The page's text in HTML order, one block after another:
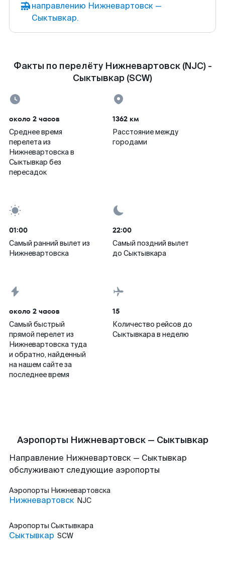
направлению Нижневартовск —
Сыктывкар.
Факты по перелёту Нижневартовск (NJC) -
Сыктывкар (SCW)
около 2 часов
Среднее время
перелета из
Нижневартовска в
Сыктывкар без
пересадок
1362 км
Расстояние между
городами
01:00
Самый ранний вылет из
Нижневартовска
22:00
Самый поздний вылет
до Сыктывкара
около 2 часов
Самый быстрый
прямой перелет из
Нижневартовска туда
и обратно, найденный
на нашем сайте за
последнее время
15
Количество рейсов до
Сыктывкара в неделю
Аэропорты Нижневартовск — Сыктывкар
Направление Нижневартовск — Сыктывкар
обслуживают следующие аэропорты
Аэропорты Нижневартовска
Нижневартовск NJC
Аэропорты Сыктывкара
Сыктывкар SCW